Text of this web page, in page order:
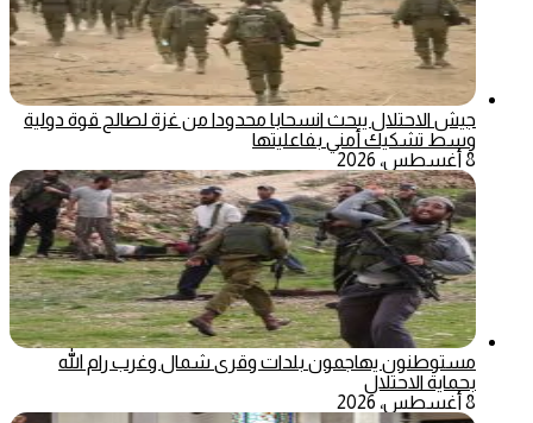
جيش الاحتلال يبحث انسحابا محدودا من غزة لصالح قوة دولية
وسط تشكيك أمني بفاعليتها
8 أغسطس، 2026
مستوطنون يهاجمون بلدات وقرى شمال وغرب رام الله
بحماية الاحتلال
8 أغسطس، 2026